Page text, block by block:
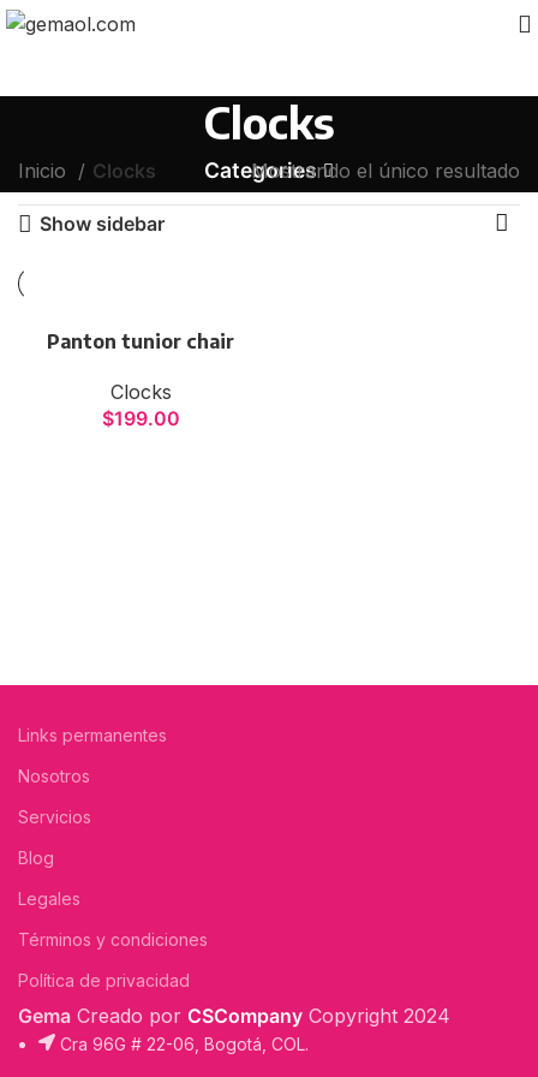
Clocks
Categories
Inicio Clocks Mostrando el único resultado
Show sidebar
Panton tunior chair
Clocks
$199.00
Links permanentes
Nosotros
Servicios
Blog
Legales
Términos y condiciones
Política de privacidad
Gema Creado por CSCompany Copyright 2024
Cra 96G # 22-06, Bogotá, COL.